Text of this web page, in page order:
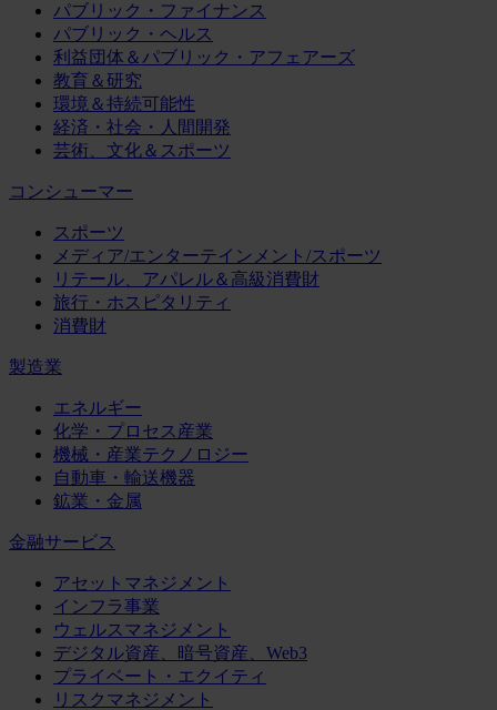
パブリック・ファイナンス
パブリック・ヘルス
利益団体＆パブリック・アフェアーズ
教育＆研究
環境＆持続可能性
経済・社会・人間開発
芸術、文化＆スポーツ
コンシューマー
スポーツ
メディア/エンターテインメント/スポーツ
リテール、アパレル＆高級消費財
旅行・ホスピタリティ
消費財
製造業
エネルギー
化学・プロセス産業
機械・産業テクノロジー
自動車・輸送機器
鉱業・金属
金融サービス
アセットマネジメント
インフラ事業
ウェルスマネジメント
デジタル資産、暗号資産、Web3
プライベート・エクイティ
リスクマネジメント